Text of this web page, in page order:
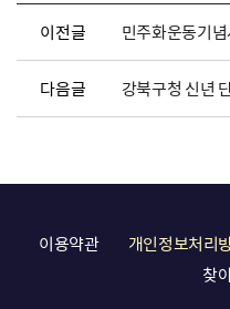
이전글 민주화운동기
다음글 강북구청 신년
이용약관 개인정보처리
찾